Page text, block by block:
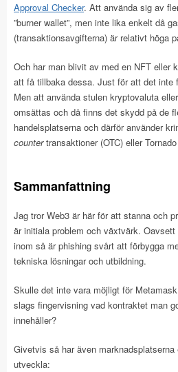
Approval Checker. Att använda sig av
”burner wallet”, men inte lika enkelt då
(transaktionsavgifterna) är relativt höga
Och har man blivit av med en NFT eller
att få tillbaka dessa. Just för att det inte
Men att använda stulen kryptovaluta
omsättas och då finns det skydd på de
handelsplatserna och därför använder
countertransaktioner (OTC) eller
Sammanfattning
Jag tror Web3 är här för att stanna och
är initiala problem och växtvärk.
inom så är phishing svårt att förbygga
tekniska lösningar och utbildning.
Skulle det inte vara möjligt för
slags fingervisning vad kontraktet man
innehåller?
Givetvis så har även
utveckla: